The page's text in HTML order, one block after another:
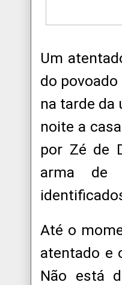
Um
do povoado
na tarde da
noite a
por Zé de
arma de
Até o
atentado e
Não está